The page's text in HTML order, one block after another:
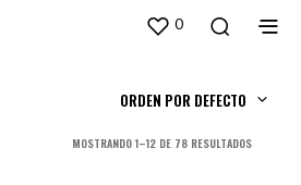
0
ORDEN POR DEFECTO
MOSTRANDO 1–12 DE 78 RESULTADOSORDENADO